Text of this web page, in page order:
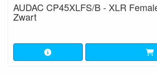
AUDAC CP45XLFS/B - XLR
Zwart